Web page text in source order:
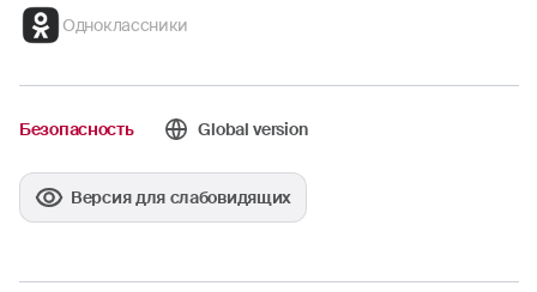
Одноклассники
Безопасность Global version
Версия для слабовидящих